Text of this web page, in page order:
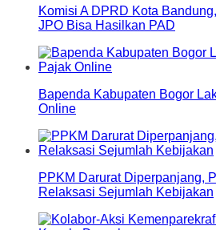
Komisi A DPRD Kota
JPO Bisa Hasilkan PAD
Bapenda Kabupaten Bogor
Online
PPKM Darurat Diperpanjang,
Relaksasi Sejumlah Kebijakan